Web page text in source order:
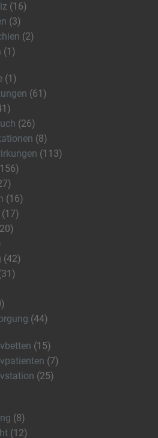
(16)
(3)
(2)
(1)
(1)
(61)
(26)
(8)
(113)
(16)
(17)
(42)
(44)
(15)
(7)
(25)
(8)
(12)